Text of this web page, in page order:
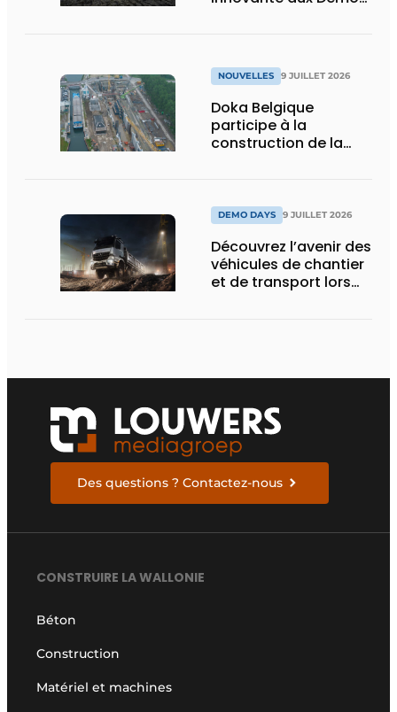
NOUVELLES 9 JUILLET 2026
Doka Belgique
participe à la
construction de la
DEMO DAYS 9 JUILLET 2026
Découvrez l’avenir des
véhicules de chantier
et de transport lors
Des questions ? Contactez-nous
CONSTRUIRE LA WALLONIE
Béton
Construction
Matériel et machines